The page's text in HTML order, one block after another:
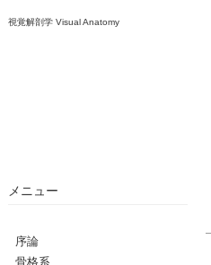
視覚解剖学 Visual Anatomy
メニュー